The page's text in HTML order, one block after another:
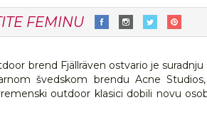
FEMINU
brend Fjällräven ostvario je
švedskom brendu Acne
outdoor klasici dobili novu